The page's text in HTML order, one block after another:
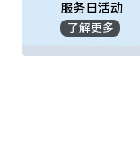
服务日活动
了解更多